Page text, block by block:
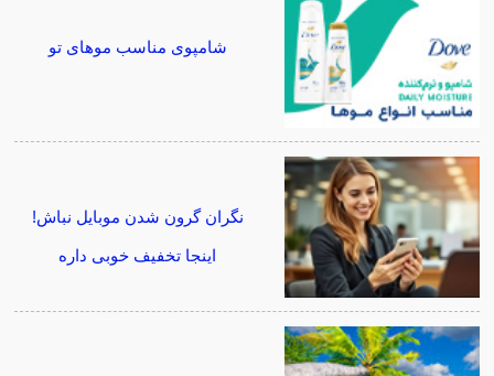
شامپوی مناسب موهای تو
نگران گرون شدن موبایل نباش!
اینجا تخفیف خوبی داره